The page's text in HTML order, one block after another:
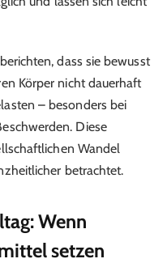
dass sie bewusst
Körper nicht dauerhaft
– besonders bei
Diese
Wandel
betrachtet.
Wenn
setzen